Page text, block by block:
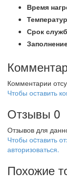
Время
Срок
Комментарии
Чтобы оставить
Отзывы 0
Отзывов для
Чтобы оcтавить
авторизоваться.
Похожие